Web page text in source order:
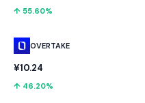
↑ 55.60%
OVERTAKE
¥10.24
↑ 46.20%